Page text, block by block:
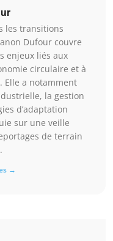
les transitions
Dufour couvre
enjeux liés aux
circulaire et à
Elle a notamment
la gestion
d’adaptation
sur une veille
de terrain
→